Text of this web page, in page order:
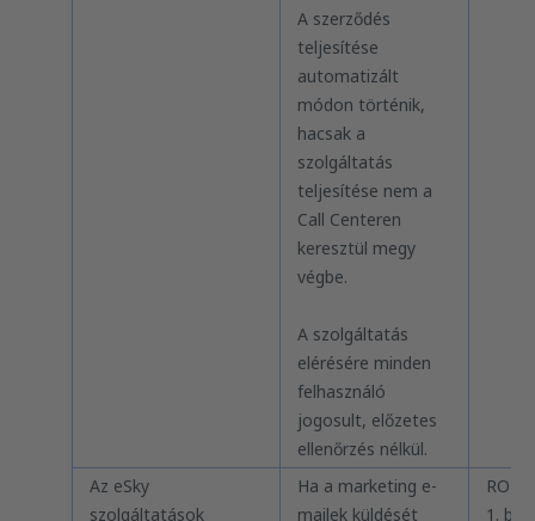
A szerződés
teljesítése
automatizált
módon történik,
hacsak a
szolgáltatás
teljesítése nem a
Call Centeren
keresztül megy
végbe.
A szolgáltatás
elérésére minden
felhasználó
jogosult, előzetes
ellenőrzés nélkül.
Az eSky
szolgáltatások
Ha a marketing e-
mailek küldését
1.